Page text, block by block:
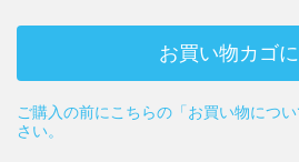
お買い物カゴ
ご購入の前にこちらの「お買い物につ
さい。